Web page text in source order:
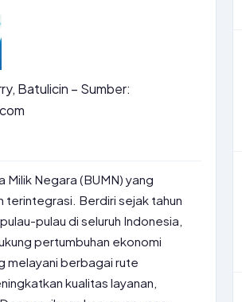
Batulicin – Sumber:
Milik Negara (BUMN) yang
Berdiri sejak tahun
pulau di seluruh Indonesia,
pertumbuhan ekonomi
melayani berbagai rute
kualitas layanan,